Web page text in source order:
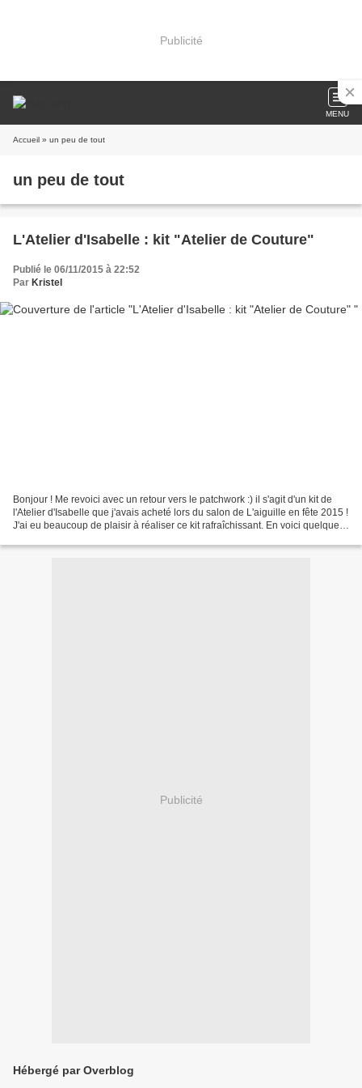
Publicité
MENU
Accueil » un peu de tout
un peu de tout
L'Atelier d'Isabelle : kit "Atelier de Couture"
Publié le 06/11/2015 à 22:52
Par Kristel
Bonjour ! Me revoici avec un retour vers le patchwork :) il s'agit d'un kit de
l'Atelier d'Isabelle que j'avais acheté lors du salon de L'aiguille en fête 2015 !
J'ai eu beaucoup de plaisir à réaliser ce kit rafraîchissant. En voici quelques
Publicité
Hébergé par Overblog